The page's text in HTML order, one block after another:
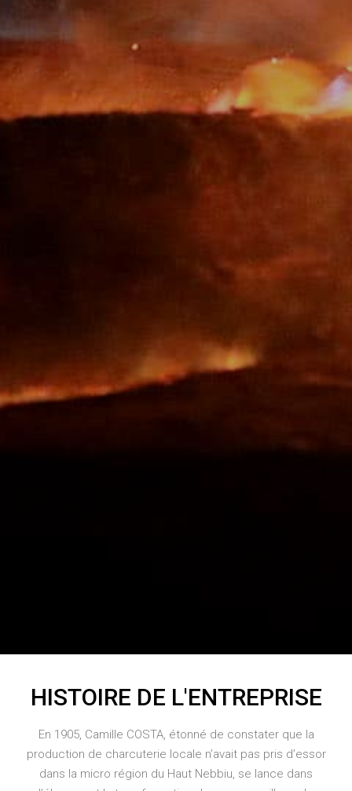
HISTOIRE DE L'ENTREPRISE
En 1905, Camille COSTA, étonné de constater que la
production de charcuterie locale n’avait pas pris d’essor
dans la micro région du Haut Nebbiu, se lance dans